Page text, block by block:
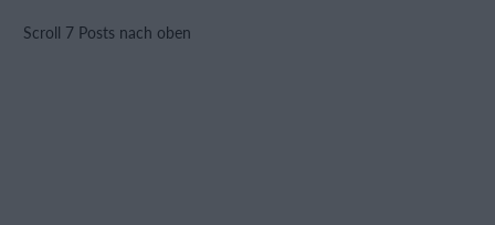
Scroll 7 Posts nach oben